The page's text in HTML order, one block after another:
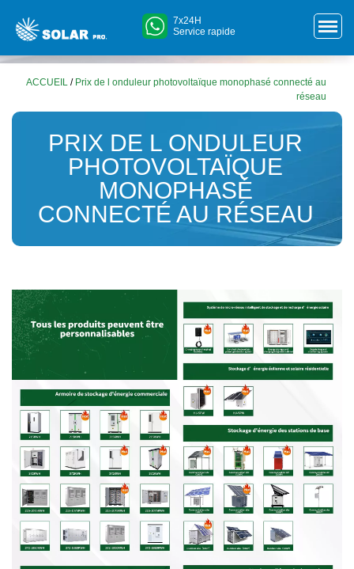
7x24H
Service rapide
ACCUEIL / Prix de l onduleur photovoltaïque monophasé connecté au
réseau
PRIX DE L ONDULEUR
PHOTOVOLTAÏQUE
MONOPHASÉ
CONNECTÉ AU RÉSEAU